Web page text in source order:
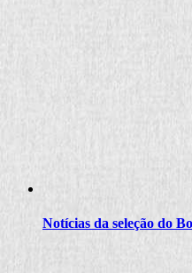
Notícias da seleção do